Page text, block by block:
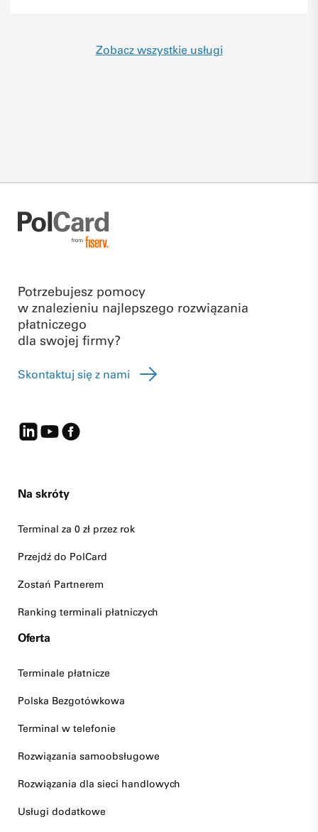
Zobacz wszystkie usługi
Potrzebujesz pomocy
w znalezieniu najlepszego rozwiązania
płatniczego
dla swojej firmy?
Skontaktuj się z nami
Na skróty
Terminal za 0 zł przez rok
Przejdź do PolCard
Zostań Partnerem
Ranking terminali płatniczych
Oferta
Terminale płatnicze
Polska Bezgotówkowa
Terminal w telefonie
Rozwiązania samoobsługowe
Rozwiązania dla sieci handlowych
Usługi dodatkowe